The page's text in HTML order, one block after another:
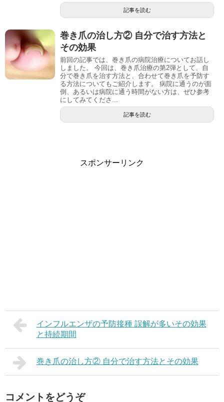
記事を読む
巻き爪の治し方② 自分で治す方法と
その効果
前回の記事では、巻き爪の病院治療についてお話し
しました。 今回は、巻き爪治療の第2弾として、自
分で巻き爪を治す方法と、合わせて巻き爪を予防す
る方法についてもご紹介します。 病院に通うのが面
倒、あるいは病院に通う時間がない方は、ぜひ参考
にしてみてくださ...
記事を読む
スポンサーリンク
インフルエンザの予防接種 誤解が多いその効果
と持続期間
巻き爪の治し方② 自分で治す方法とその効果
コメントをどうぞ